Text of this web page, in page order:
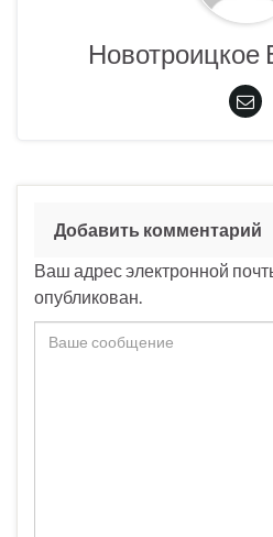
Новотроицкое
Добавить комментарий
Ваш адрес электронной
опубликован.